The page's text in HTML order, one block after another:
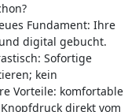
Fundament: Ihre
digital gebucht.
Sofortige
kein
Vorteile: komfortable
direkt vom